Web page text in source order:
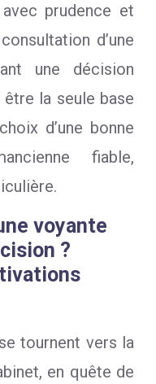
prudence et
d’une
une décision
la seule base
d’une bonne
fiable,
voyante
?
tournent vers la
en quête de